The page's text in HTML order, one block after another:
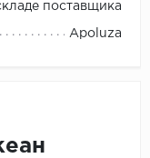
поставщика
Apoluza